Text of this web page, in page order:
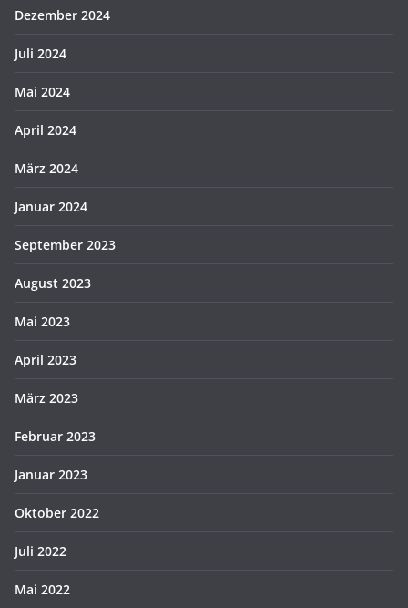
Dezember 2024
Juli 2024
Mai 2024
April 2024
März 2024
Januar 2024
September 2023
August 2023
Mai 2023
April 2023
März 2023
Februar 2023
Januar 2023
Oktober 2022
Juli 2022
Mai 2022